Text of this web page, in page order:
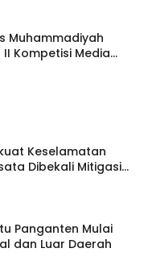
Muhammadiyah
Kompetisi Media
Internasional
Keselamatan
Dibekali Mitigasi
Panganten Mulai
dan Luar Daerah